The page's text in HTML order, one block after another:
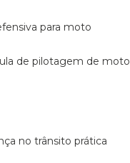
para moto
aula de pilotagem de moto
no trânsito prática